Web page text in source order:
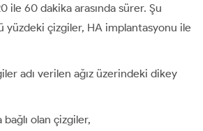
ile 60 dakika arasında sürer. Şu
yüzdeki çizgiler, HA implantasyonu ile
adı verilen ağız üzerindeki dikey
bağlı olan çizgiler,